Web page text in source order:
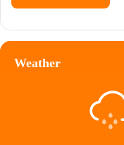
Weather